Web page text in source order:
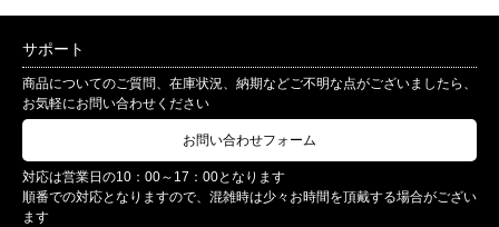
サポート
商品についてのご質問、在庫状況、納期などご不明な点がございましたら、
お気軽にお問い合わせください
お問い合わせフォーム
対応は営業日の10：00～17：00となります
順番での対応となりますので、混雑時は少々お時間を頂戴する場合がござい
ます